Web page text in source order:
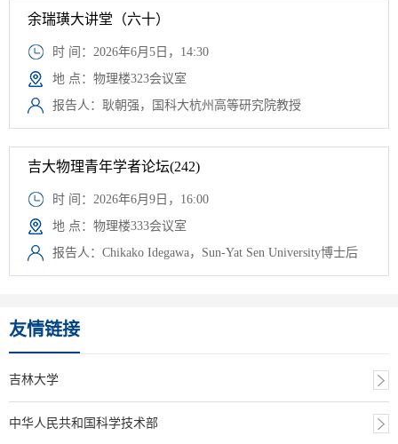
余瑞璜大讲堂（六十）
时 间：2026年6月5日，14:30
地 点：物理楼323会议室
报告人：耿朝强，国科大杭州高等研究院教授
吉大物理青年学者论坛(242)
时 间：2026年6月9日，16:00
地 点：物理楼333会议室
报告人：Chikako Idegawa，Sun-Yat Sen University博士后
友情链接
吉林大学
中华人民共和国科学技术部